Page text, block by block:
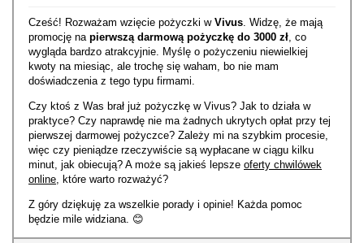
Cześć! Rozważam wzięcie pożyczki w Vivus. Widzę, że mają
promocję na pierwszą darmową pożyczkę do 3000 zł, co
wygląda bardzo atrakcyjnie. Myślę o pożyczeniu niewielkiej
kwoty na miesiąc, ale trochę się waham, bo nie mam
doświadczenia z tego typu firmami.
Czy ktoś z Was brał już pożyczkę w Vivus? Jak to działa w
praktyce? Czy naprawdę nie ma żadnych ukrytych opłat przy tej
pierwszej darmowej pożyczce? Zależy mi na szybkim procesie,
więc czy pieniądze rzeczywiście są wypłacane w ciągu kilku
minut, jak obiecują? A może są jakieś lepsze oferty chwilówek
online, które warto rozważyć?
Z góry dziękuję za wszelkie porady i opinie! Każda pomoc
będzie mile widziana. 😊